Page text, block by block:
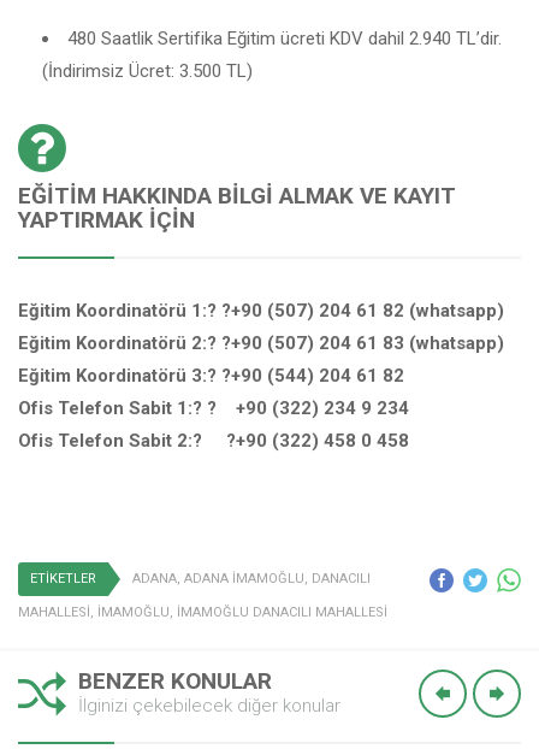
480 Saatlik Sertifika Eğitim ücreti KDV dahil 2.940 TL’dir.
(İndirimsiz Ücret: 3.500 TL)
EĞITIM HAKKINDA BILGI ALMAK VE KAYIT
YAPTIRMAK İÇIN
Eğitim Koordinatörü 1:? ?+90 (507) 204 61 82 (whatsapp)
Eğitim Koordinatörü 2:? ?+90 (507) 204 61 83 (whatsapp)
Eğitim Koordinatörü 3:? ?+90 (544) 204 61 82
Ofis Telefon Sabit 1:? ? +90 (322) 234 9 234
Ofis Telefon Sabit 2:? ?+90 (322) 458 0 458
ETİKETLER ADANA, ADANA İMAMOĞLU, DANACILI
MAHALLESİ, İMAMOĞLU, İMAMOĞLU DANACILI MAHALLESİ
BENZER KONULAR
İlginizi çekebilecek diğer konular